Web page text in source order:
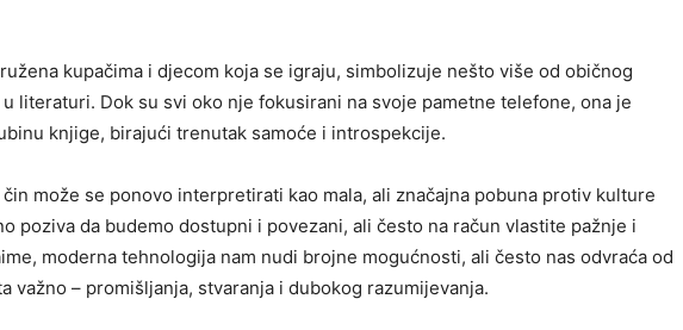
kupačima i djecom koja se igraju, simbolizuje nešto više od običnog
literaturi. Dok su svi oko nje fokusirani na svoje pametne telefone, ona je
knjige, birajući trenutak samoće i introspekcije.
može se ponovo interpretirati kao mala, ali značajna pobuna protiv kulture
poziva da budemo dostupni i povezani, ali često na račun vlastite pažnje i
moderna tehnologija nam nudi brojne mogućnosti, ali često nas odvraća od
važno – promišljanja, stvaranja i dubokog razumijevanja.